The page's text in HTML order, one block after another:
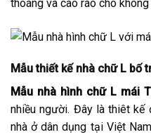
thoáng và cao ráo cho
Mẫu thiết kế nhà chữ L bố
Mẫu nhà hình chữ L mái
nhiều người. Đây là thiêt kế
nhà ở dân dụng tại Việt